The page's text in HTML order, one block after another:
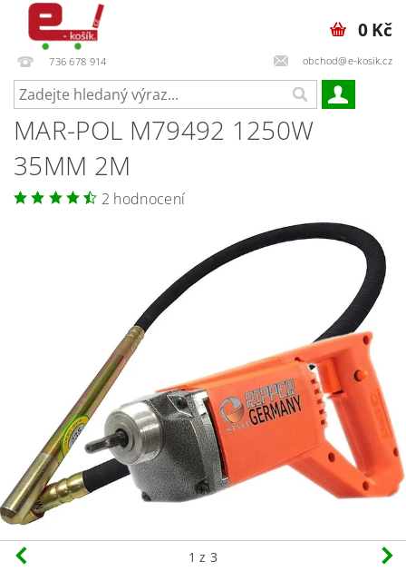
736 678 914 obchod@e-kosik.cz
0 Kč
MAR-POL M79492 1250W
35MM 2M
2 hodnocení
1 z 3